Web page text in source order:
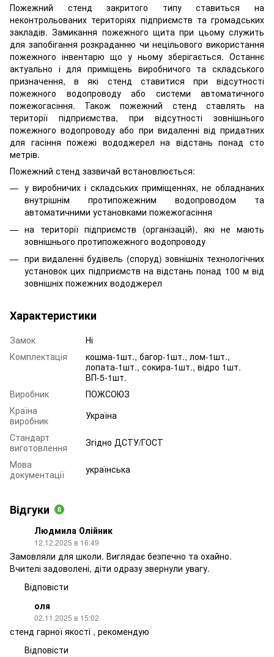
Пожежний стенд закритого типу ставиться на
неконтрольованих територіях підприємств та громадських
закладів. Замикання пожежного щита при цьому служить
для запобігання розкраданню чи нецільового використання
пожежного інвентарю що у ньому зберігається. Останнє
актуально і для приміщень виробничого та складського
призначення, в які стенд ставитися при відсутності
пожежного водопроводу або системи автоматичного
пожежогасіння. Також пожежний стенд ставлять на
території підприємства, при відсутності зовнішнього
пожежного водопроводу або при видаленні від придатних
для гасіння пожежі вододжерел на відстань понад сто
метрів.
Пожежний стенд зазвичай встановлюється:
у виробничих і складських приміщеннях, не обладнаних
внутрішнім протипожежним водопроводом та
автоматичними установками пожежогасіння
на території підприємств (організацій), які не мають
зовнішнього протипожежного водопроводу
при видаленні будівель (споруд) зовнішніх технологічних
установок цих підприємств на відстань понад 100 м від
зовнішніх пожежних вододжерел
Характеристики
Замок
Ні
Комплектація
кошма-1шт., багор-1шт., лом-1шт.,
лопата-1шт., сокира-1шт., відро 1шт.
ВП-5-1шт.
Виробник
ПОЖСОЮЗ
Країна
виробник
Україна
Стандарт
виготовлення
Згідно ДСТУ/ГОСТ
Мова
документації
українська
Відгуки 8
Людмила Олійник
12.12.2025 в 16:49
Замовляли для школи. Виглядає безпечно та охайно.
Вчителі задоволені, діти одразу звернули увагу.
Відповісти
оля
02.11.2025 в 15:02
стенд гарної якості , рекомендую
Відповісти